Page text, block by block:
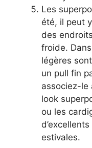
Les
été, il peut
des
froide.
légères
un pull fin
associez-le
look
ou les
estivales.